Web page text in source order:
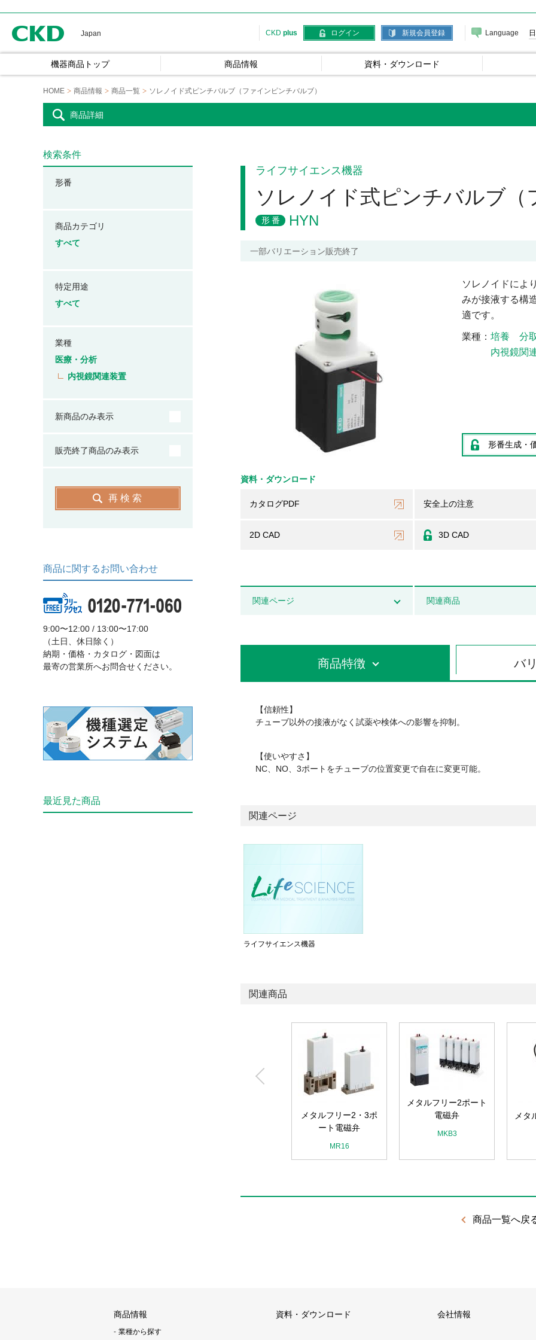
Japan CKD plus ログイン 新規会員登録 Language
機器商品トップ 商品情報 資料・ダウンロード
HOME 商品情報 商品一覧 ソレノイド式ピンチバルブ（ファインピンチバルブ）
商品詳細
ライフサイエンス機器
ソレノイド式ピンチバルブ（
形番 HYN
一部バリエーション販売終了
ソレノイドによ
みが接液する構
適です。
業種 培養 分
内視鏡関
形番生成・
資料・ダウンロード
カタログPDF 安全上の注意
2D CAD 3D CAD
関連ページ 関連商品
商品特徴 バ
【信頼性】
チューブ以外の接液がなく試薬や検体への影響を抑制。
【使いやすさ】
NC、NO、3ポートをチューブの位置変更で自在に変更可能。
関連ページ
ライフサイエンス機器
関連商品
メタルフリー2・3ポ
ート電磁弁
MR16
メタルフリー2ポート
電磁弁
MKB3
メタ
商品一覧へ戻
検索条件
形番
商品カテゴリ
すべて
特定用途
すべて
業種
医療・分析
内視鏡関連装置
新商品のみ表示
販売終了商品のみ表示
再検索
商品に関するお問い合わせ
9:00〜12:00 / 13:00〜17:00
（土日、休日除く）
納期・価格・カタログ・図面は
最寄の営業所へお問合せください。
最近見た商品
商品情報
業種から探す
資料・ダウンロード 会社情報